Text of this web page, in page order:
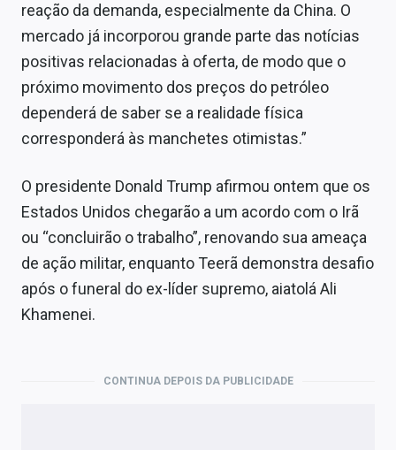
reação da demanda, especialmente da China. O
mercado já incorporou grande parte das notícias
positivas relacionadas à oferta, de modo que o
próximo movimento dos preços do petróleo
dependerá de saber se a realidade física
corresponderá às manchetes otimistas.”
O presidente Donald Trump afirmou ontem que os
Estados Unidos chegarão a um acordo com o Irã
ou “concluirão o trabalho”, renovando sua ameaça
de ação militar, enquanto Teerã demonstra desafio
após o funeral do ex-líder supremo, aiatolá Ali
Khamenei.
CONTINUA DEPOIS DA PUBLICIDADE